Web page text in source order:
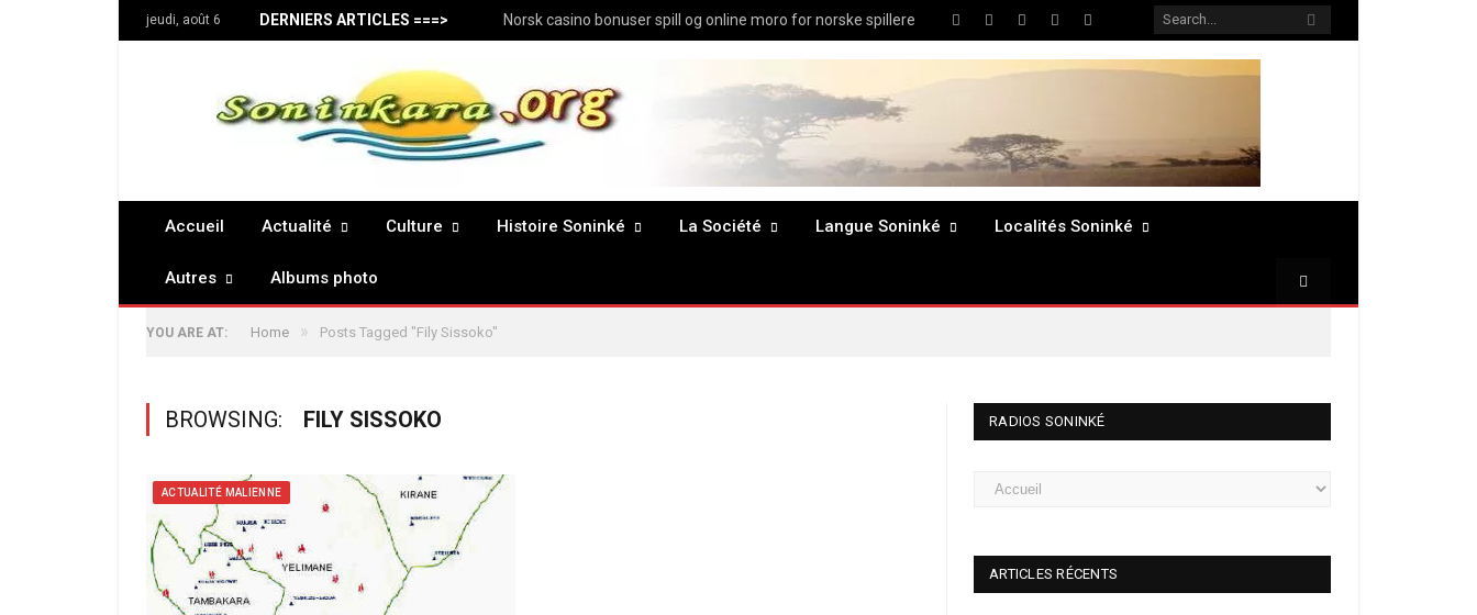
jeudi, août 6 DERNIERS ARTICLES ===> Norsk casino bonuser spill og online moro for norske spillere Twitter FacebookLinkedInPinterest
Accueil Actualité Culture Histoire Soninké La Société Langue Soninké Localités Soninké
Autres Albums photo
YOU ARE AT: Home » Posts Tagged "Fily Sissoko"
BROWSING: FILY SISSOKO
ACTUALITÉ MALIENNE
RADIOS SONINKÉ
ARTICLES RÉCENTS